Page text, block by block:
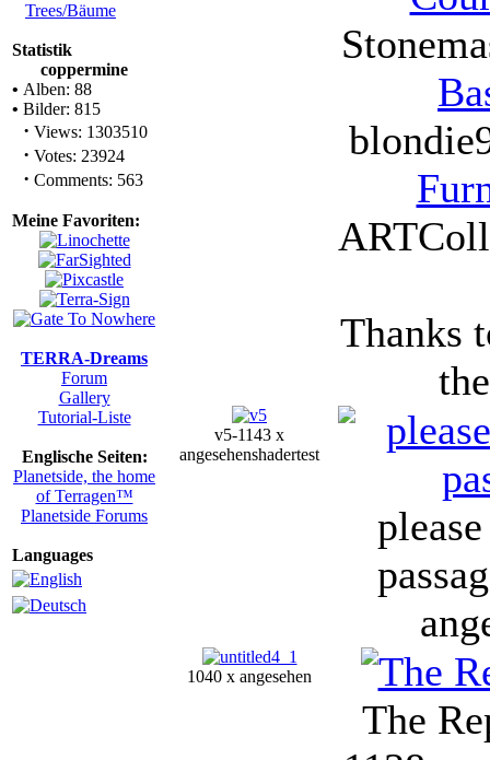
Trees/Bäume
Statistik
coppermine
• Alben: 88
• Bilder: 815
· Views: 1303510
· Votes: 23924
· Comments: 563
Meine Favoriten:
TERRA-Dreams
Forum
Gallery
Tutorial-Liste
Englische Seiten:
Planetside, the home
of Terragen™
Planetside Forums
Languages
Thanks
v5-1143 x
angesehenshadertest
1040 x angesehen
The